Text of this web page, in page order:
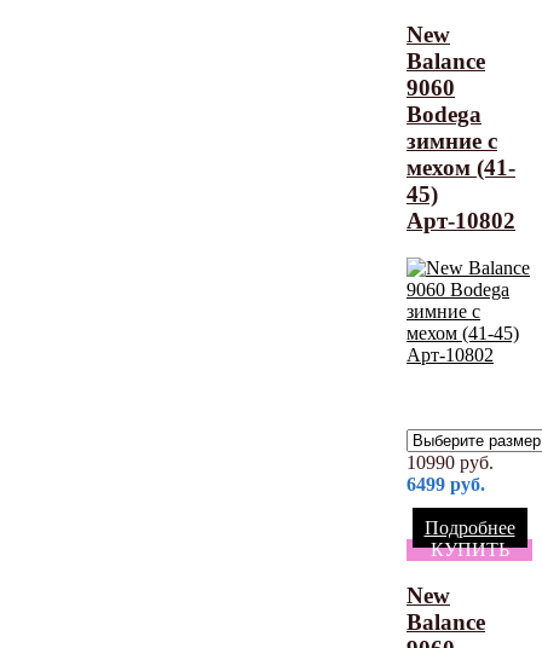
New
Balance
9060
Bodega
зимние с
мехом (41-
45)
Арт-10802
10990 руб.
6499 руб.
Подробнее
КУПИТЬ
New
Balance